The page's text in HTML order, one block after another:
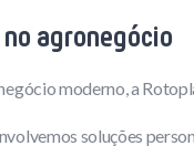
agronegócio
moderno, a
soluções